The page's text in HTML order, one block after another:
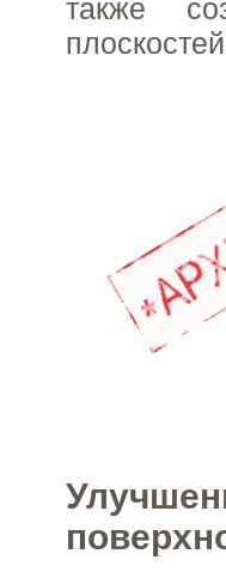
также